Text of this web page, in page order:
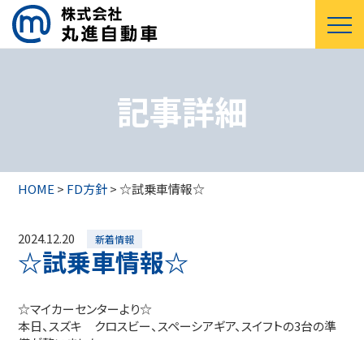
記事詳細
HOME> FD方針>☆試乗車情報☆
2024.12.20 新着情報
☆試乗車情報☆
☆マイカーセンターより☆
本日、スズキ クロスビー、スペーシアギア、スイフトの3台の準